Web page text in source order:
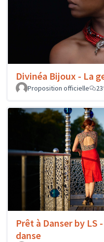
Divinéa Bijoux - La
Proposition officielle 23
Prêt à Danser by LS
danse